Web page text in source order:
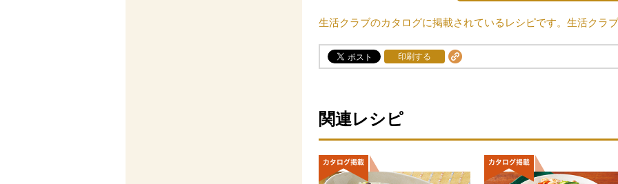
生活クラブのカタログに掲載されているレシピです。生活クラ
印刷する
関連レシピ